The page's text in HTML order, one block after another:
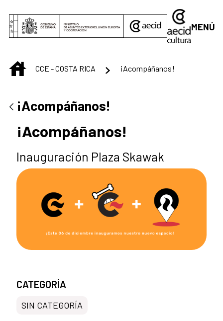
MENÚ
INICIO
CCE - COSTA RICA ¡Acompáñanos!
¡Acompáñanos!
¡Acompáñanos!
Inauguración Plaza Skawak
CATEGORÍA
SIN CATEGORÍA